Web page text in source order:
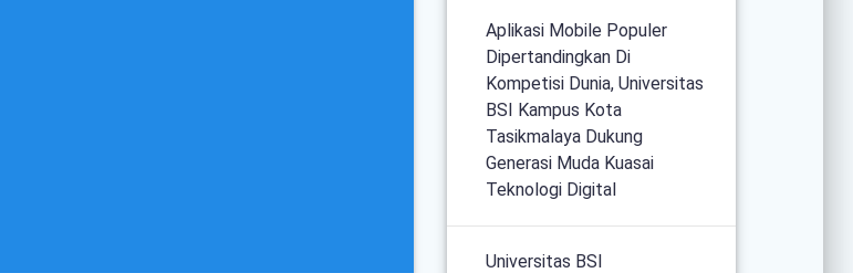
Aplikasi Mobile Populer
Dipertandingkan Di
Kompetisi Dunia, Universitas
BSI Kampus Kota
Tasikmalaya Dukung
Generasi Muda Kuasai
Teknologi Digital
Universitas BSI